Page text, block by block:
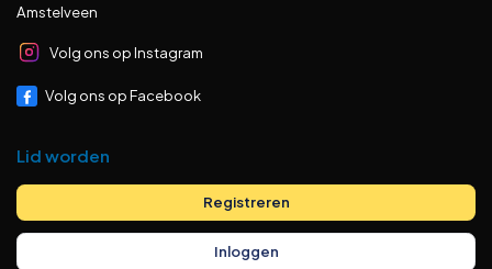
Amstelveen
Volg ons op Instagram
Volg ons op Facebook
Lid worden
Registreren
Inloggen